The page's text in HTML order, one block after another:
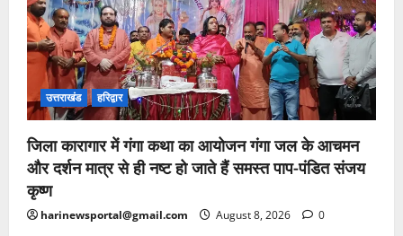
उत्तराखंड हरिद्वार
जिला कारागार में गंगा कथा का आयोजन गंगा जल के आचमन
और दर्शन मात्र से ही नष्ट हो जाते हैं समस्त पाप-पंडित संजय
कृष्ण
harinewsportal@gmail.com August 8, 2026 0